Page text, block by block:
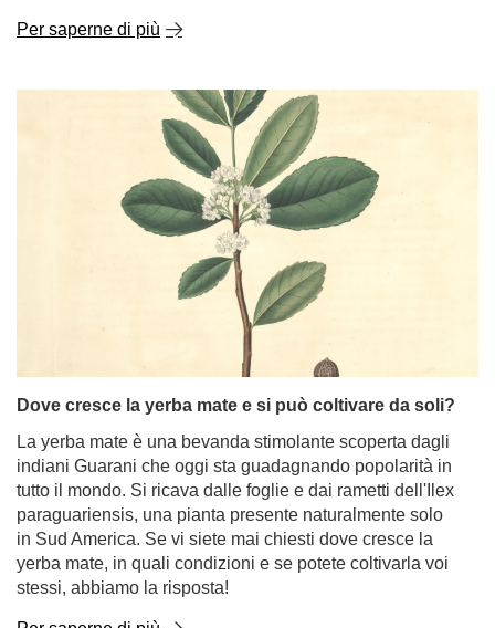
Per saperne di più
Dove cresce la yerba mate e si può coltivare da soli?
La yerba mate è una bevanda stimolante scoperta dagli
indiani Guarani che oggi sta guadagnando popolarità in
tutto il mondo. Si ricava dalle foglie e dai rametti dell'Ilex
paraguariensis, una pianta presente naturalmente solo
in Sud America. Se vi siete mai chiesti dove cresce la
yerba mate, in quali condizioni e se potete coltivarla voi
stessi, abbiamo la risposta!